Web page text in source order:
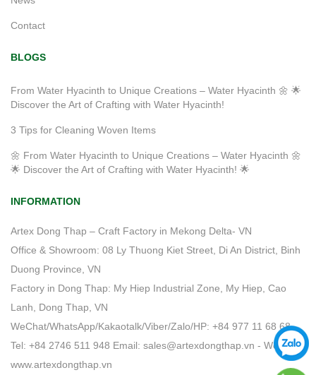
Contact
BLOGS
From Water Hyacinth to Unique Creations – Water Hyacinth 🌼 🌟
Discover the Art of Crafting with Water Hyacinth!
3 Tips for Cleaning Woven Items
🌼 From Water Hyacinth to Unique Creations – Water Hyacinth 🌼
🌟 Discover the Art of Crafting with Water Hyacinth! 🌟
INFORMATION
Artex Dong Thap – Craft Factory in Mekong Delta- VN
Office & Showroom: 08 Ly Thuong Kiet Street, Di An District, Binh
Duong Province, VN
Factory in Dong Thap: My Hiep Industrial Zone, My Hiep, Cao
Lanh, Dong Thap, VN
WeChat/WhatsApp/Kakaotalk/Viber/Zalo/HP: +84 977 11 68 68
Tel: +84 2746 511 948 Email: sales@artexdongthap.vn - Website:
www.artexdongthap.vn